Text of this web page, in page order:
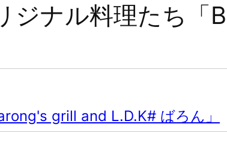
ジナル料理たち「
grill and L.D.K# ばろん」